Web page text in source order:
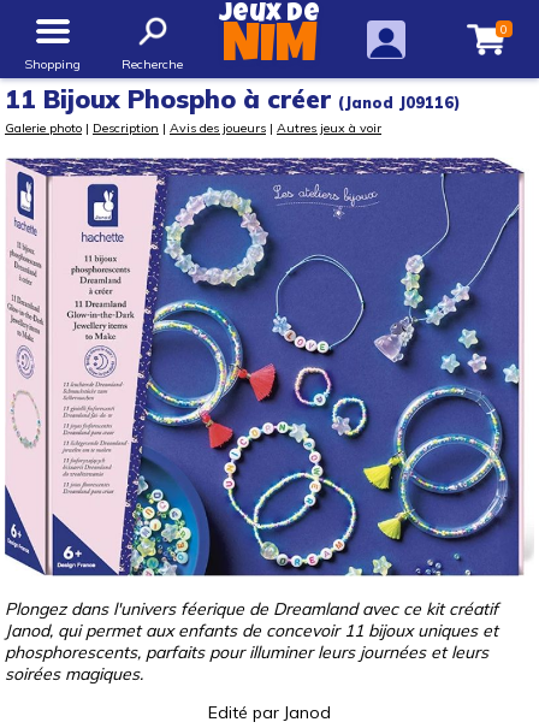
Shopping Recherche
Jeux de
NIM 0
11 Bijoux Phospho à créer (Janod J09116)
Galerie photo | Description | Avis des joueurs | Autres jeux à voir
Plongez dans l'univers féerique de Dreamland avec ce kit créatif
Janod, qui permet aux enfants de concevoir 11 bijoux uniques et
phosphorescents, parfaits pour illuminer leurs journées et leurs
soirées magiques.
Edité par Janod